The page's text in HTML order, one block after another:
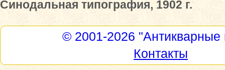
Синодальная типография, 1902 г.
© 2001-2026 "Антикварные
Контакты